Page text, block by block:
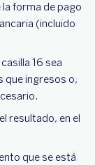
forma de pago
(incluido
16 sea
que ingresos o,
resultado, en el
que se está